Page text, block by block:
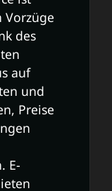
Vorzüge
des
auf
und
Preise
E-